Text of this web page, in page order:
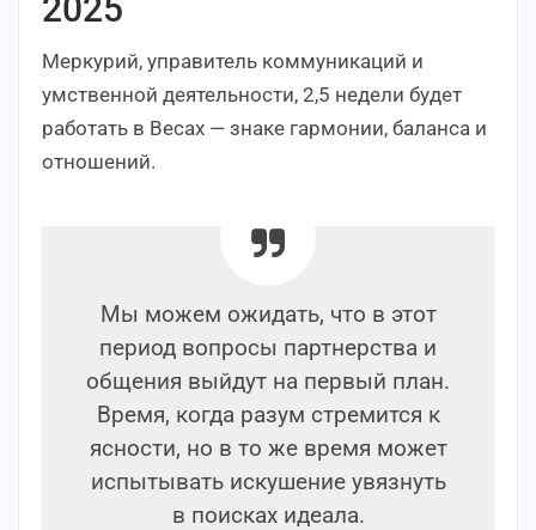
2025
Меркурий, управитель коммуникаций и
умственной деятельности, 2,5 недели будет
работать в Весах — знаке гармонии, баланса и
отношений.
Мы можем ожидать, что в этот
период вопросы партнерства и
общения выйдут на первый план.
Время, когда разум стремится к
ясности, но в то же время может
испытывать искушение увязнуть
в поисках идеала.